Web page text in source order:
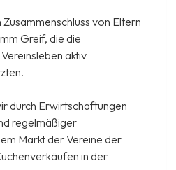
von Eltern
Greif, die die
aktiv
durch Erwirtschaftungen
regelmäßiger
Markt der Vereine der
in der